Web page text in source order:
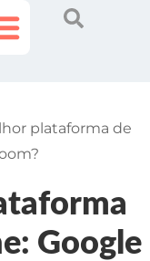
plataforma de
Google